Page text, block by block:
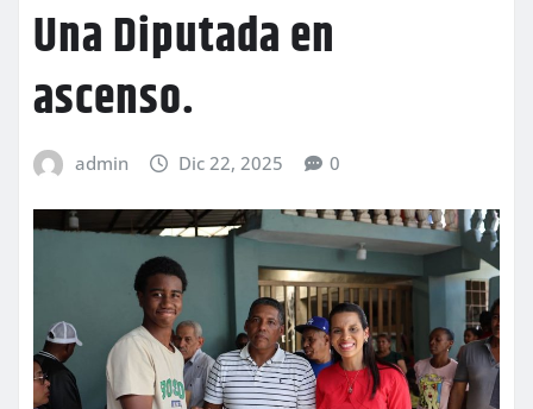
Una Diputada en
ascenso.
admin Dic 22, 2025 0